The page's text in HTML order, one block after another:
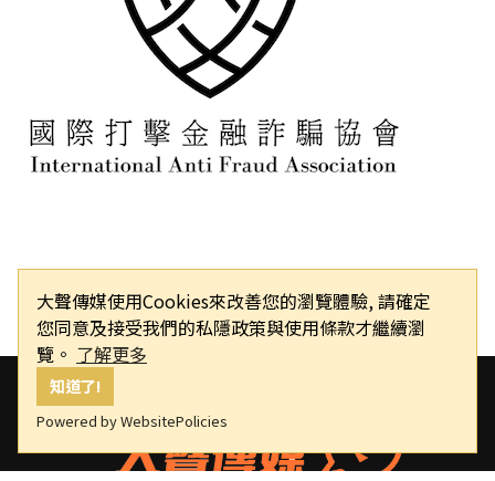
大聲傳媒使用Cookies來改善您的瀏覽體驗, 請確定
您同意及接受我們的私隱政策與使用條款才繼續瀏
覽。 了解更多
知道了!
Powered by WebsitePolicies